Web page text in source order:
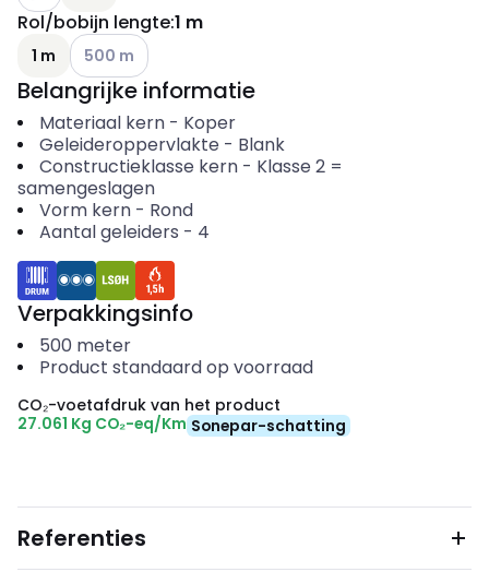
Rol/bobijn lengte:1 m
1 m Andere varianten (Huidige combinatie niet mogelijk)
500 m
Belangrijke informatie
Materiaal kern- Koper
Geleideroppervlakte - Blank
Constructieklasse kern- Klasse 2 =
samengeslagen
Vorm kern- Rond
Aantal geleiders - 4
Verpakkingsinfo
500 meter
Product standaard op voorraad
CO₂-voetafdruk van het product
27.061 Kg CO₂-eq/Km Sonepar-schatting
Referenties